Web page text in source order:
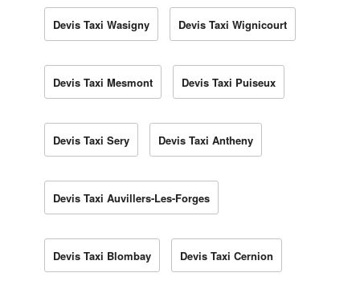
Devis Taxi Wasigny Devis Taxi Wignicourt
Devis Taxi Mesmont Devis Taxi Puiseux
Devis Taxi Sery Devis Taxi Antheny
Devis Taxi Auvillers-Les-Forges
Devis Taxi Blombay Devis Taxi Cernion